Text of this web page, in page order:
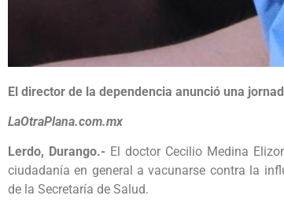
El director de la dependencia anunció una
LaOtraPlana.com.mx
Lerdo, Durango.- El doctor Cecilio Medina
ciudadanía en general a vacunarse contra la
de la Secretaría de Salud.